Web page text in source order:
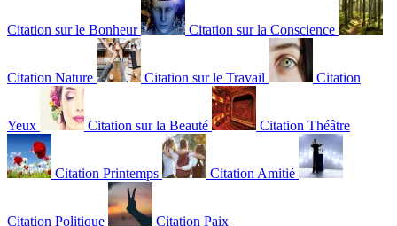
Citation sur le Bonheur Citation sur la Conscience
Citation Nature Citation sur le Travail Citation
Yeux Citation sur la Beauté Citation Théâtre
Citation Printemps Citation Amitié
Citation Politique Citation Paix